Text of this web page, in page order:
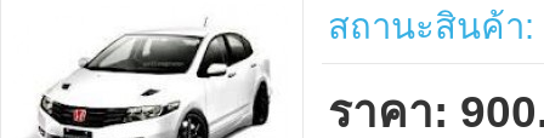
สถานะสินค้า:
ราคา: